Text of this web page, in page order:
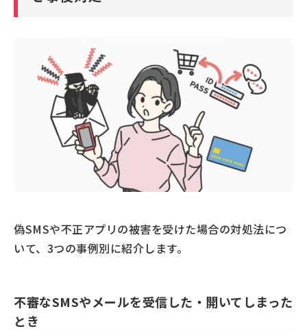
偽SMSや不正アプリの被害を受けた場合の対処法につ
いて、3つの事例別に紹介します。
不審なSMSやメールを受信した・開いてしまった
とき